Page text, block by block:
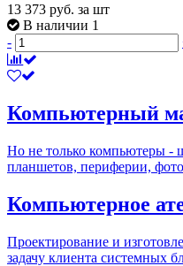
13 373 руб. за шт
В наличии 1
-
Компьютерный
Но не только компьютеры -
планшетов, периферии,
Компьютерное
Проектирование и
задачу клиента системных